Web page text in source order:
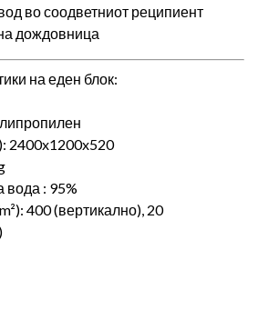
во соодветниот реципиент
дождовница
на еден блок:
2400x1200x520
вода : 95%
400 (вертикално), 20